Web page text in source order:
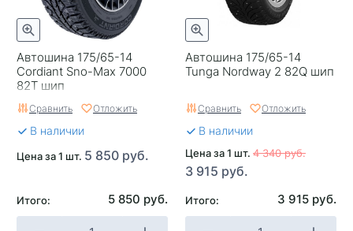
Автошина 175/65-14
Cordiant Sno-Max 7000
82T шип
Сравнить Отложить
В наличии
Цена за 1 шт. 5 850 руб.
Итого: 5 850 руб.
Автошина 175/65-14
Tunga Nordway 2 82Q шип
Сравнить Отложить
В наличии
Цена за 1 шт. 4 340 руб.
3 915 руб.
Итого: 3 915 руб.